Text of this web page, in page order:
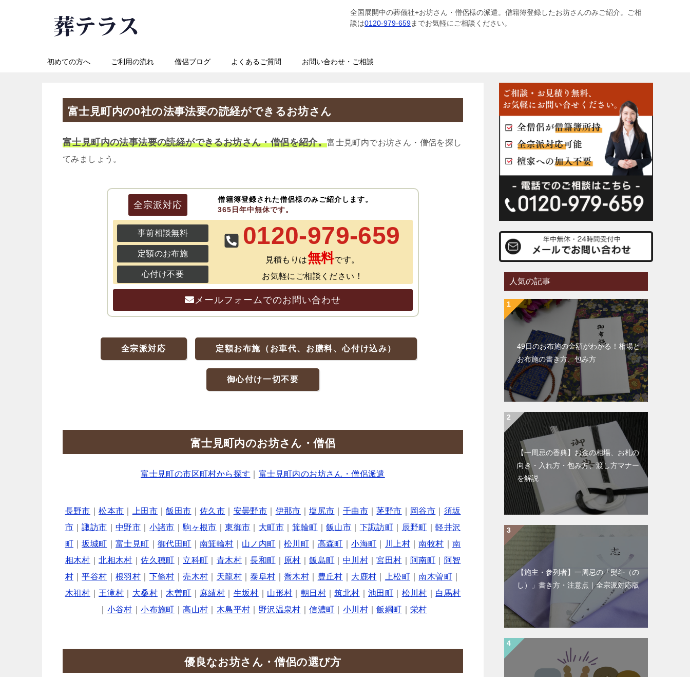
全国展開中の葬儀社+お坊さん・僧侶様の派遣。僧籍簿登録したお坊さんのみご紹介。ご相
談は0120-979-659までお気軽にご相談ください。
初めての方へ ご利用の流れ 僧侶ブログ よくあるご質問 お問い合わせ・ご相談
富士見町内の0社の法事法要の読経ができるお坊さん
富士見町内の法事法要の読経ができるお坊さん・僧侶を紹介。富士見町内でお坊さん・僧侶を探し
てみましょう。
全宗派対応
僧籍簿登録された僧侶様のみご紹介します。
365日年中無休です。
事前相談無料
定額のお布施
心付け不要
0120-979-659
見積もりは無料です。
お気軽にご相談ください！
メールフォームでのお問い合わせ
全宗派対応 定額お布施（お車代、お膳料、心付け込み）
御心付け一切不要
富士見町内のお坊さん・僧侶
富士見町の市区町村から探す 富士見町内のお坊さん・僧侶派遣
長野市 ｜松本市 上田市｜飯田市 佐久市 安曇野市 伊那市 ｜塩尻市 千曲市 ｜茅野市 岡谷市
須坂
市｜諏訪市 中野市 小諸市 ｜駒ヶ根市 ｜東御市 大町市 ｜箕輪町 ｜飯山市 下諏訪町 辰野町 ｜軽井沢
町｜坂城町 富士見町 御代田町 南箕輪村 山ノ内町 ｜松川町 高森町 ｜小海町 川上村 ｜南牧村 ｜南
相木村 ｜北相木村 ｜佐久穂町 立科町 青木村｜長和町 原村 ｜飯島町 中川村 ｜宮田村 阿南町
阿智
村｜平谷村 根羽村 下條村 ｜売木村 天龍村｜泰阜村 喬木村 豊丘村 大鹿村 上松町 ｜南木曽町
木祖村
王滝村 大桑村｜ 木曽町 麻績村 生坂村 山形村 朝日村 ｜筑北村 ｜池田町 松川村
白馬村
小谷村 ｜小布施町 ｜高山村 木島平村 野沢温泉村 ｜信濃町 小川村 ｜飯綱町 ｜栄村
優良なお坊さん・僧侶の選び方
人気の記事
49日のお布施の金額がわかる！相場と
お布施の書き方、包み方
【一周忌の香典】お金の相場、お札の
向き・入れ方・包み方、渡し方マナー
を解説
【施主・参列者】一周忌の「熨斗（の
し）」書き方・注意点｜全宗派対応版